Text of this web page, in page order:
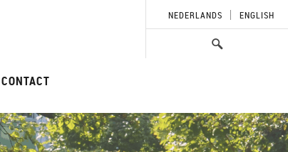
CONTACT
NEDERLANDS ENGLISH